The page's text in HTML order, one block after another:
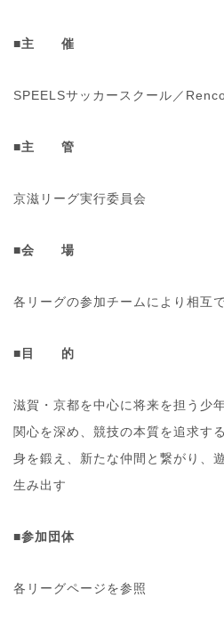
■主 催
SPEELSサッカースクール／
■主 管
京滋リーグ実行委員会
■会 場
各リーグの参加チームにより相互
■目 的
滋賀・京都を中心に将来を担う少
関心を深め、競技の本質を追求す
身を鍛え、新たな仲間と繋がり、
生み出す
■参加団体
各リーグページを参照